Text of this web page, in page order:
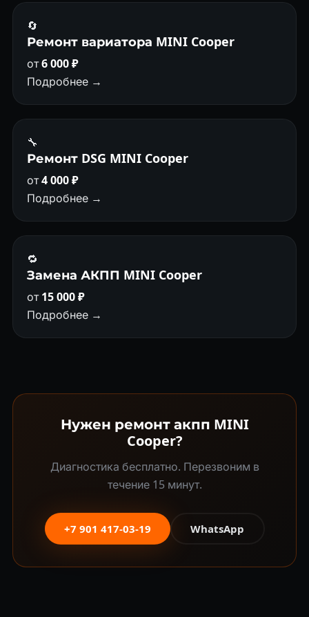
🔄
Ремонт вариатора MINI Cooper
от6 000 ₽
Подробнее →
🔧
Ремонт DSG MINI Cooper
от4 000 ₽
Подробнее →
🔁
Замена АКПП MINI Cooper
от15 000 ₽
Подробнее →
Нужен ремонт акпп MINI
Cooper?
Диагностика бесплатно. Перезвоним в
течение 15 минут.
+7 901 417-03-19 WhatsApp